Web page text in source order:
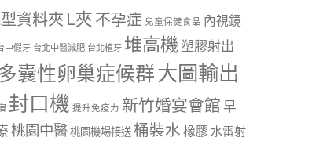
資料夾 L夾 不孕症 兒童保健食品 內視鏡
中假牙 台北中醫減肥 台北植牙 堆高機塑膠射出
多囊性卵巢症候群大圖輸出
封口機 提升免疫力 新竹婚宴會館 早
桃園中醫 桃園機場接送 桶裝水 橡膠 水雷射